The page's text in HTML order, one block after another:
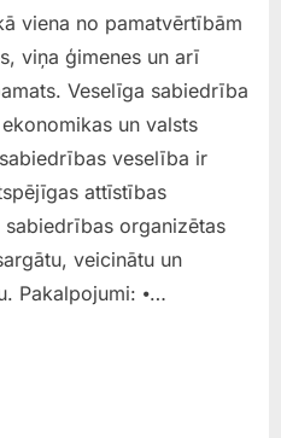
viena no pamatvērtībām
viņa ģimenes un arī
Veselīga sabiedrība
un valsts
veselība ir
attīstības
organizētas
veicinātu un
Pakalpojumi: ⦁…